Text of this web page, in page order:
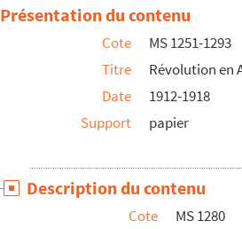
Présentation du contenu
Cote
MS 1251-1293
Titre
Révolution en
Date
1912-1918
Support
papier
Description du contenu
Cote
MS 1280